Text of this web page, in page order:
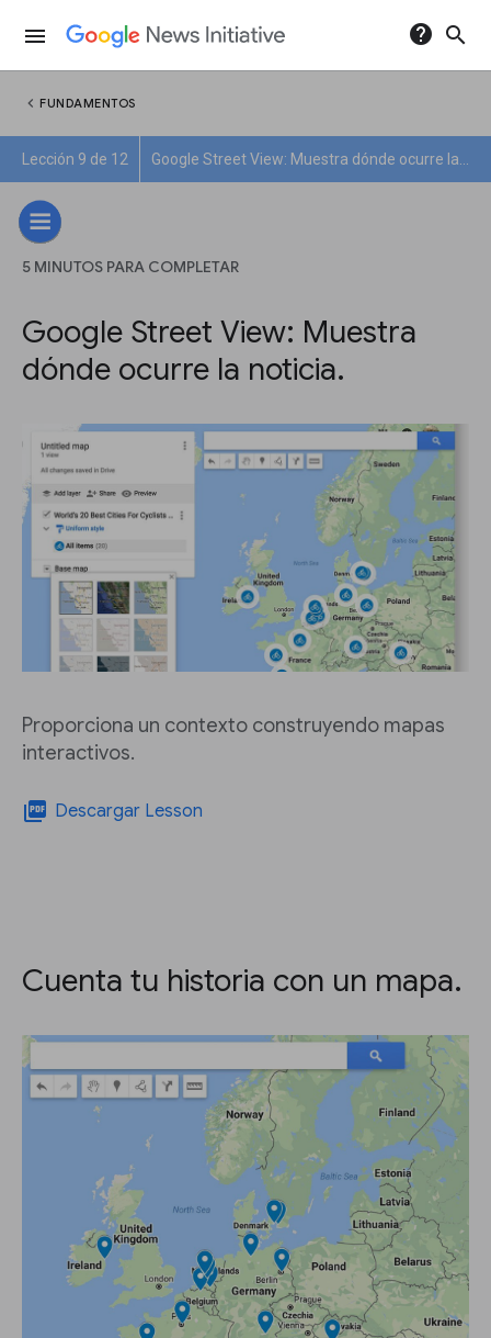
menu help search
chevron_left FUNDAMENTOS
Lección 9 de 12
5 MINUTOS PARA COMPLETAR
Google Street View: Muestra
dónde ocurre la noticia.
Proporciona un contexto construyendo mapas
interactivos.
picture_as_pdf Descargar Lesson
Cuenta tu historia con un mapa.